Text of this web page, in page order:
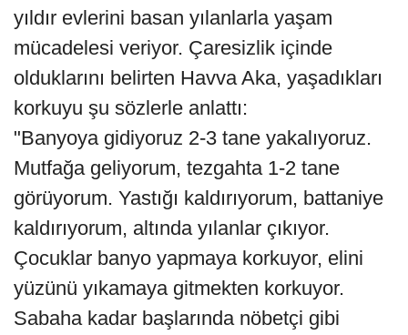
yıldır evlerini basan yılanlarla yaşam
mücadelesi veriyor. Çaresizlik içinde
olduklarını belirten Havva Aka, yaşadıkları
korkuyu şu sözlerle anlattı:
"Banyoya gidiyoruz 2-3 tane yakalıyoruz.
Mutfağa geliyorum, tezgahta 1-2 tane
görüyorum. Yastığı kaldırıyorum, battaniye
kaldırıyorum, altında yılanlar çıkıyor.
Çocuklar banyo yapmaya korkuyor, elini
yüzünü yıkamaya gitmekten korkuyor.
Sabaha kadar başlarında nöbetçi gibi